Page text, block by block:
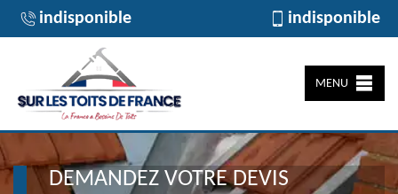
indisponible indisponible
MENU
DEMANDEZ VOTRE DEVIS